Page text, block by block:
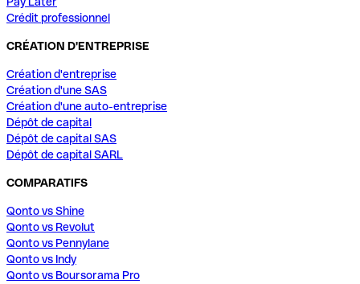
Crédit professionnel
CRÉATION D'ENTREPRISE
Création d'entreprise
Création d'une SAS
Création d'une auto-entreprise
Dépôt de capital
Dépôt de capital SAS
Dépôt de capital SARL
COMPARATIFS
Qonto vs Shine
Qonto vs Revolut
Qonto vs Pennylane
Qonto vs Indy
Qonto vs Boursorama Pro